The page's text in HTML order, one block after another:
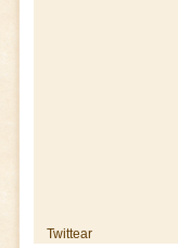
Twittear